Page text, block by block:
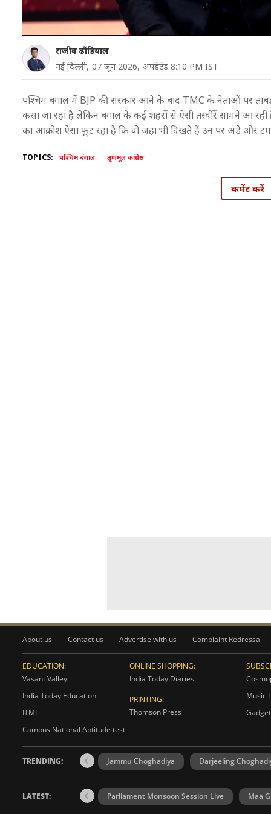
राजीव ढौंडियाल
नई दिल्ली, 07 जून 2026, अपडेटेड 8:10 PM IST
पश्चिम बंगाल में BJP की सरकार आने के बाद TMC के नेताओं पर
कसा जा रहा है लेकिन बंगाल के कई शहरों से ऐसी तस्वीरें सामने आ
का आक्रोश ऐसा फूट रहा है कि वो जहां भी दिखते हैं उन पर अंडे और
TOPICS: पश्चिम बंगाल तृणमूल कांग्रेस
कमेंट करें
About us Contact us Advertise with us Complaint Redressal
EDUCATION:
Vasant Valley
India Today Education
ITMI
Campus National Aptitude test
ONLINE SHOPPING:
India Today Diaries
PRINTING:
Thomson Press
Music
TRENDING: Jammu Choghadiya Darjeeling
LATEST: Parliament Monsoon Session Live Maa